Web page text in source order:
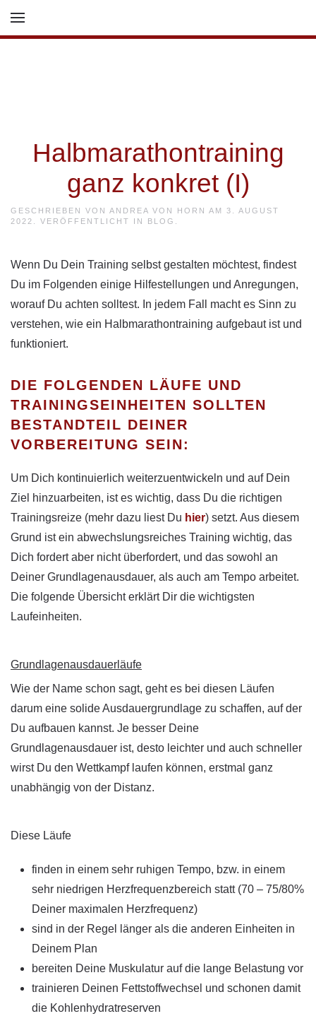
Skip to main content
Halbmarathontraining
ganz konkret (I)
GESCHRIEBEN VON ANDREA VON HORN AM 3. AUGUST
2022
. VERÖFFENTLICHT IN BLOG
Wenn Du Dein Training selbst gestalten möchtest, findest
Du im Folgenden einige Hilfestellungen und Anregungen,
worauf Du achten solltest. In jedem Fall macht es Sinn zu
verstehen, wie ein Halbmarathontraining aufgebaut ist und
funktioniert.
DIE FOLGENDEN LÄUFE UND
TRAININGSEINHEITEN SOLLTEN
BESTANDTEIL DEINER
VORBEREITUNG SEIN:
Um Dich kontinuierlich weiterzuentwickeln und auf Dein
Ziel hinzuarbeiten, ist es wichtig, dass Du die richtigen
Trainingsreize (mehr dazu liest Du hier) setzt. Aus diesem
Grund ist ein abwechslungsreiches Training wichtig, das
Dich fordert aber nicht überfordert, und das sowohl an
Deiner Grundlagenausdauer, als auch am Tempo arbeitet.
Die folgende Übersicht erklärt Dir die wichtigsten
Laufeinheiten.
Grundlagenausdauerläufe
Wie der Name schon sagt, geht es bei diesen Läufen
darum eine solide Ausdauergrundlage zu schaffen, auf der
Du aufbauen kannst. Je besser Deine
Grundlagenausdauer ist, desto leichter und auch schneller
wirst Du den Wettkampf laufen können, erstmal ganz
unabhängig von der Distanz.
Diese Läufe
finden in einem sehr ruhigen Tempo, bzw. in einem
sehr niedrigen Herzfrequenzbereich statt (70 – 75/80%
Deiner maximalen Herzfrequenz)
sind in der Regel länger als die anderen Einheiten in
Deinem Plan
bereiten Deine Muskulatur auf die lange Belastung vor
trainieren Deinen Fettstoffwechsel und schonen damit
die Kohlenhydratreserven